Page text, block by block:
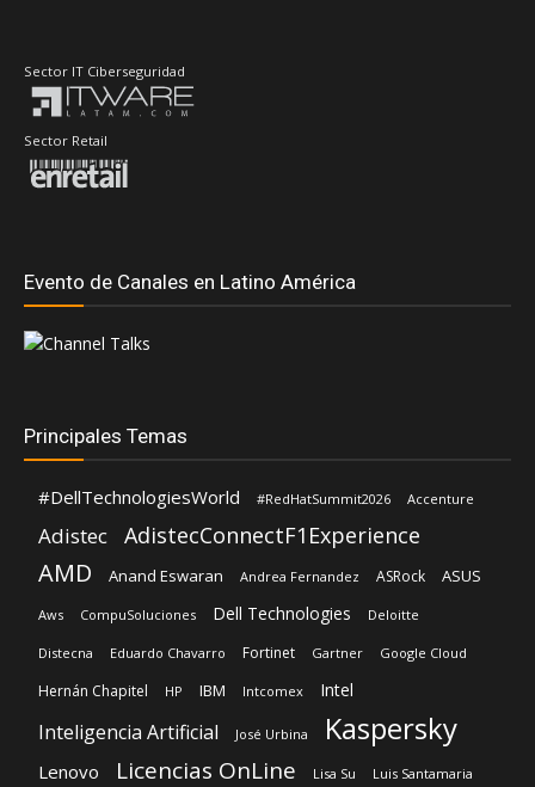
Sector IT Ciberseguridad
Sector Retail
Evento de Canales en Latino América
Principales Temas
#DellTechnologiesWorld #RedHatSummit2026 Accenture
Adistec AdistecConnectF1Experience
AMD Anand Eswaran Andrea Fernandez ASRock ASUS
Aws CompuSoluciones Dell Technologies Deloitte
Distecna Eduardo Chavarro Fortinet Gartner Google Cloud
Hernán Chapitel HP IBM Intcomex Intel
Inteligencia Artificial José Urbina Kaspersky
Lenovo Licencias OnLine Lisa Su Luis Santamaria